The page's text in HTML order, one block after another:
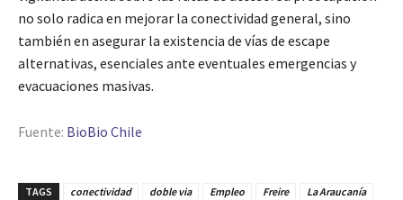
no solo radica en mejorar la conectividad general, sino
también en asegurar la existencia de vías de escape
alternativas, esenciales ante eventuales emergencias y
evacuaciones masivas.
Fuente: BioBio Chile
TAGS conectividad doble via Empleo Freire
La Araucanía